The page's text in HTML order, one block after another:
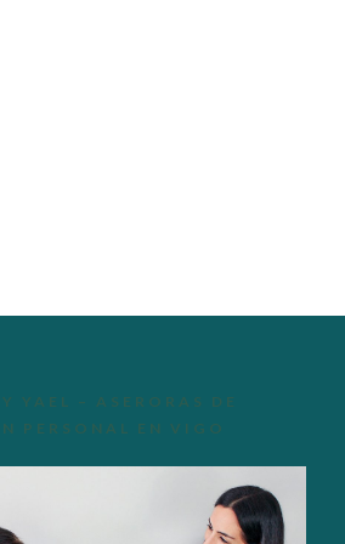
YAEL – ASERORAS DE
PERSONAL EN VIGO